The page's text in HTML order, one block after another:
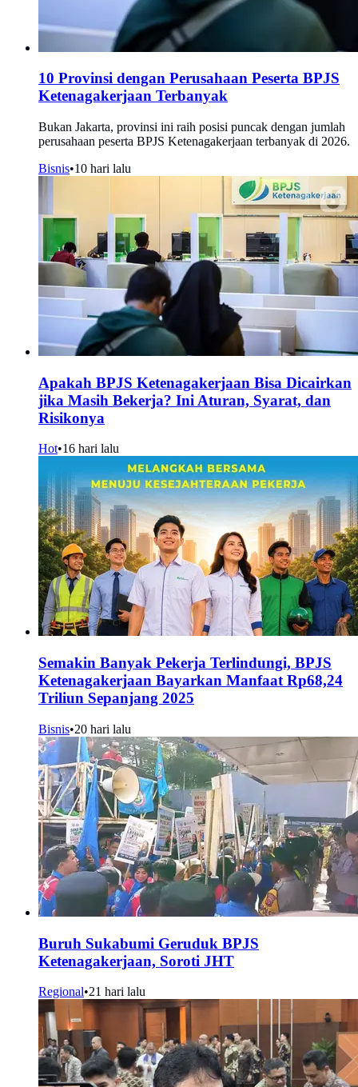
10 Provinsi dengan Perusahaan Peserta BPJS
Ketenagakerjaan Terbanyak
Bukan Jakarta, provinsi ini raih posisi puncak dengan jumlah
perusahaan peserta BPJS Ketenagakerjaan terbanyak di 2026.
Bisnis•10 hari lalu
Apakah BPJS Ketenagakerjaan Bisa Dicairkan
jika Masih Bekerja? Ini Aturan, Syarat, dan
Risikonya
Hot•16 hari lalu
Semakin Banyak Pekerja Terlindungi, BPJS
Ketenagakerjaan Bayarkan Manfaat Rp68,24
Triliun Sepanjang 2025
Bisnis•20 hari lalu
Buruh Sukabumi Geruduk BPJS
Ketenagakerjaan, Soroti JHT
Regional•21 hari lalu